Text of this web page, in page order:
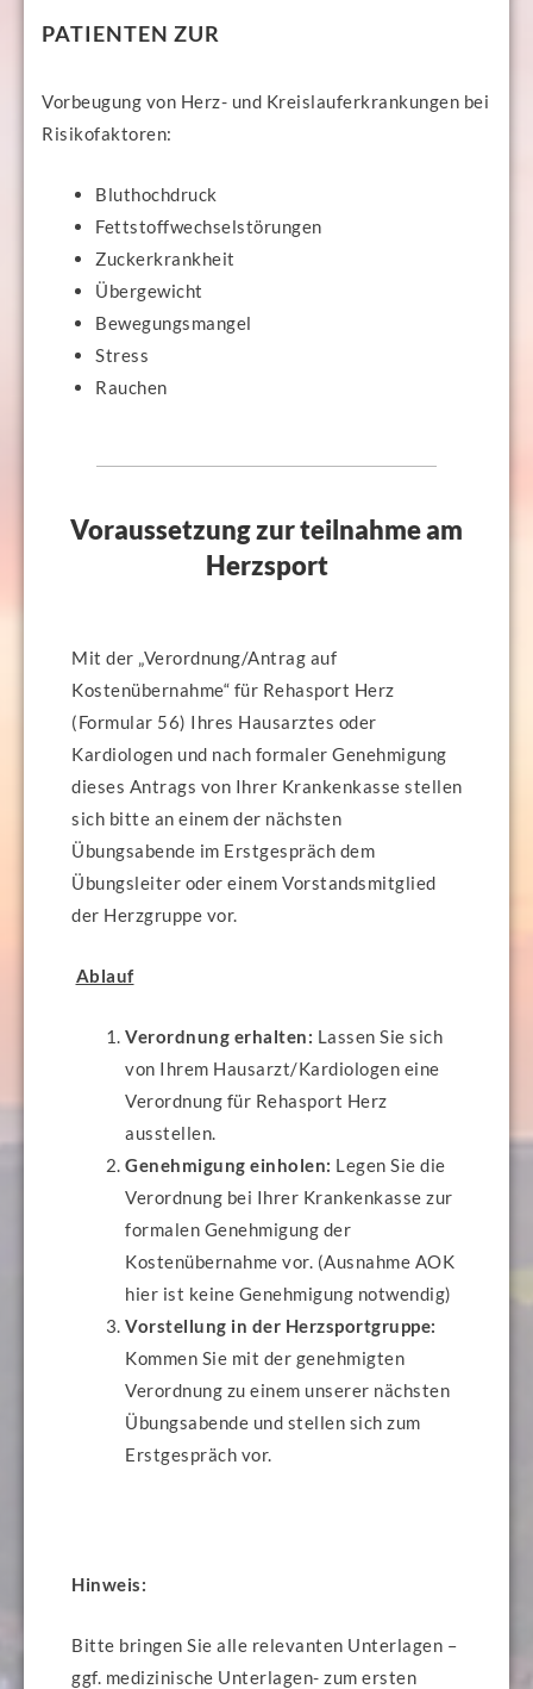
PATIENTEN ZUR
Vorbeugung von Herz- und Kreislauferkrankungen bei
Risikofaktoren:
Bluthochdruck
Fettstoffwechselstörungen
Zuckerkrankheit
Übergewicht
Bewegungsmangel
Stress
Rauchen
Voraussetzung zur teilnahme am
Herzsport
Mit der „Verordnung/Antrag auf
Kostenübernahme“ für Rehasport Herz
(Formular 56) Ihres Hausarztes oder
Kardiologen und nach formaler Genehmigung
dieses Antrags von Ihrer Krankenkasse stellen
sich bitte an einem der nächsten
Übungsabende im Erstgespräch dem
Übungsleiter oder einem Vorstandsmitglied
der Herzgruppe vor.
Ablauf
Verordnung erhalten: Lassen Sie sich
von Ihrem Hausarzt/Kardiologen eine
Verordnung für Rehasport Herz
ausstellen.
Genehmigung einholen: Legen Sie die
Verordnung bei Ihrer Krankenkasse zur
formalen Genehmigung der
Kostenübernahme vor. (Ausnahme AOK
hier ist keine Genehmigung notwendig)
Vorstellung in der Herzsportgruppe:
Kommen Sie mit der genehmigten
Verordnung zu einem unserer nächsten
Übungsabende und stellen sich zum
Erstgespräch vor.
Hinweis:
Bitte bringen Sie alle relevanten Unterlagen –
ggf. medizinische Unterlagen- zum ersten